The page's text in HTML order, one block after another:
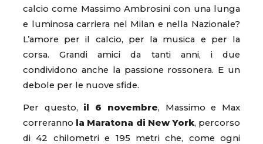
calcio come Massimo Ambrosini con una lunga
e luminosa carriera nel Milan e nella Nazionale?
L’amore per il calcio, per la musica e per la
corsa. Grandi amici da tanti anni, i due
condividono anche la passione rossonera. E un
debole per le nuove sfide.
Per questo, il 6 novembre, Massimo e Max
correranno la Maratona di New York, percorso
di 42 chilometri e 195 metri che, come ogni